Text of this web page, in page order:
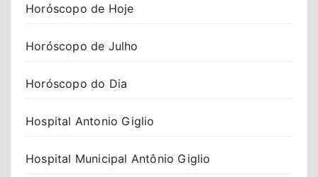
Horóscopo de Hoje
Horóscopo de Julho
Horóscopo do Dia
Hospital Antonio Giglio
Hospital Municipal Antônio Giglio